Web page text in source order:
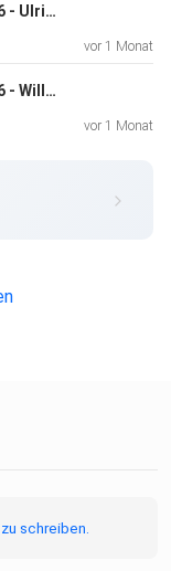
Mein Lieblingspsalm - 28.06.2026 - Ulrich Müller
vor 1 Monat
Mein Lieblingspsalm - 21.06.2026 - Willi Penner
vor 1 Monat
schreiben.